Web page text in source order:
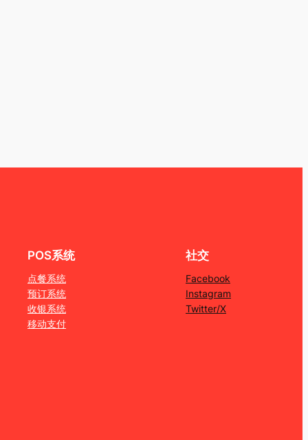
POS系统
点餐系统
预订系统
收银系统
移动支付
社交
Facebook
Instagram
Twitter/X